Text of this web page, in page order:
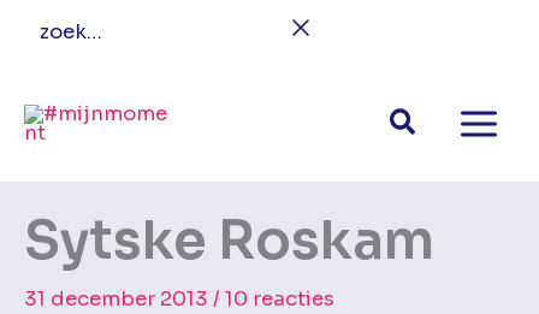
inhoud
Sytske Roskam
31 december 2013 / 10 reacties